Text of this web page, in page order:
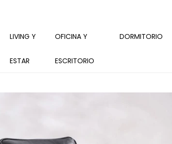
LIVING Y
ESTAR
OFICINA Y
ESCRITORIO
DORMITORIO